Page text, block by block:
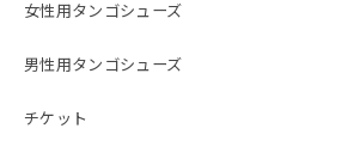
女性用タンゴシューズ
男性用タンゴシューズ
チケット